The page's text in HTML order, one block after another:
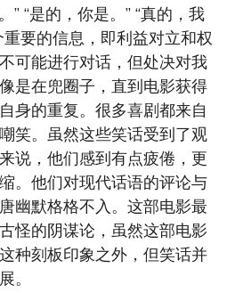
” “是的，你是。” “真的，我
要的信息，即利益对立和权
可能进行对话，但处决对我
是在兜圈子，直到电影获得
身的重复。很多喜剧都来自
笑。虽然这些笑话受到了观
说，他们感到有点疲倦，更
。他们对现代话语的评论与
幽默格格不入。这部电影最
怪的阴谋论，虽然这部电影
种刻板印象之外，但笑话并
。